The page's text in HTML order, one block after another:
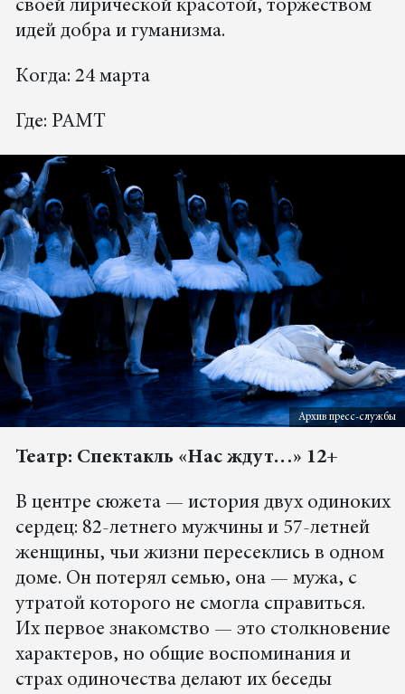
своей лирической красотой, торжеством
идей добра и гуманизма.
Когда: 24 марта
Где: РАМТ
Архив пресс-службы
Театр: Спектакль «Нас ждут…» 12+
В центре сюжета — история двух одиноких
сердец: 82-летнего мужчины и 57-летней
женщины, чьи жизни пересеклись в одном
доме. Он потерял семью, она — мужа, с
утратой которого не смогла справиться.
Их первое знакомство — это столкновение
характеров, но общие воспоминания и
страх одиночества делают их беседы